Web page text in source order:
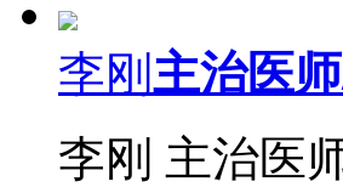
李刚 主治医
李刚 主治医